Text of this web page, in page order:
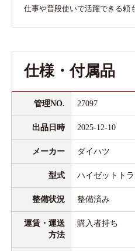
仕事や普段使いで活躍できる頼
仕様・付属品
管理NO. 27097
出品日時 2025-12-10
メーカー ダイハツ
型式 ハイゼットト
整備状況 整備済み
運賃・運送
方法
購入者持ち